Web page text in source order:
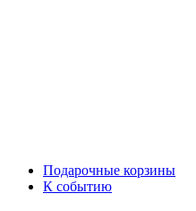
Подарочные корзины
К событию